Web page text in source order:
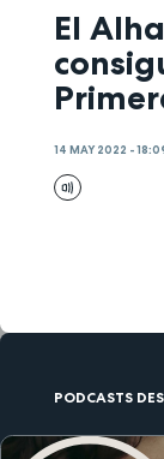
El
14 MAY 2022 -
PODCASTS